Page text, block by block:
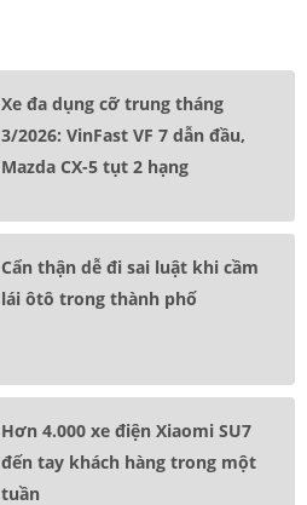
Xe đa dụng cỡ trung tháng
3/2026: VinFast VF 7 dẫn đầu,
Mazda CX-5 tụt 2 hạng
Cẩn thận dễ đi sai luật khi cầm
lái ôtô trong thành phố
Hơn 4.000 xe điện Xiaomi SU7
đến tay khách hàng trong một
tuần